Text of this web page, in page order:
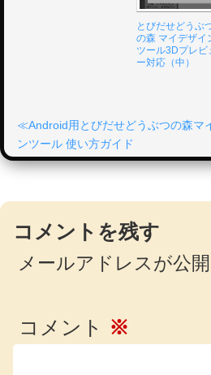
とびだせどうぶ
の森 マイデザイ
ツール3Dプレビ
ー対応（中）
Android用とびだせどうぶつの森マ
ンツール 使い方ガイド
コメントを残す
メールアドレスが公
コメント ※